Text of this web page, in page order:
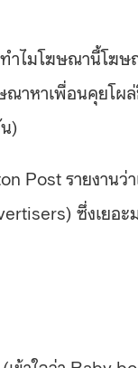
ำไมโฆษณานี้โฆษ
ณาหาเพื่อนคุยโผ
)
Post รายงานว่
ซึ่งเยอะ